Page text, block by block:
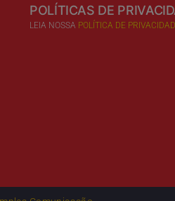
POLÍTICAS DE
LEIA NOSSA POLÍTICA DE